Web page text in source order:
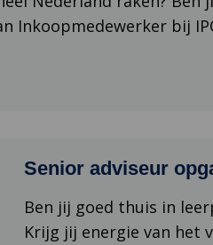
Inkoopmedewerker bij
Senior adviseur
Ben jij goed thuis in
Krijg jij energie van het